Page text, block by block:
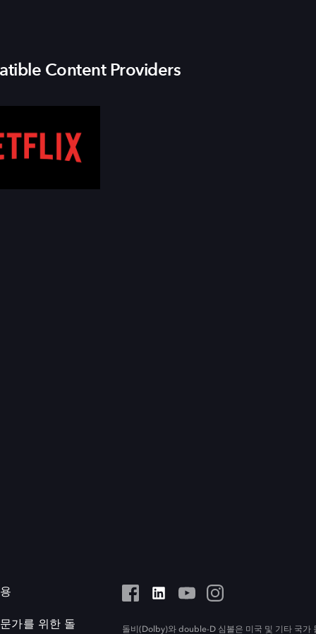
Content Providers
가를 위한 돌 돌비(Dolby)와 double-D 심볼은 미국 및 기타 국가